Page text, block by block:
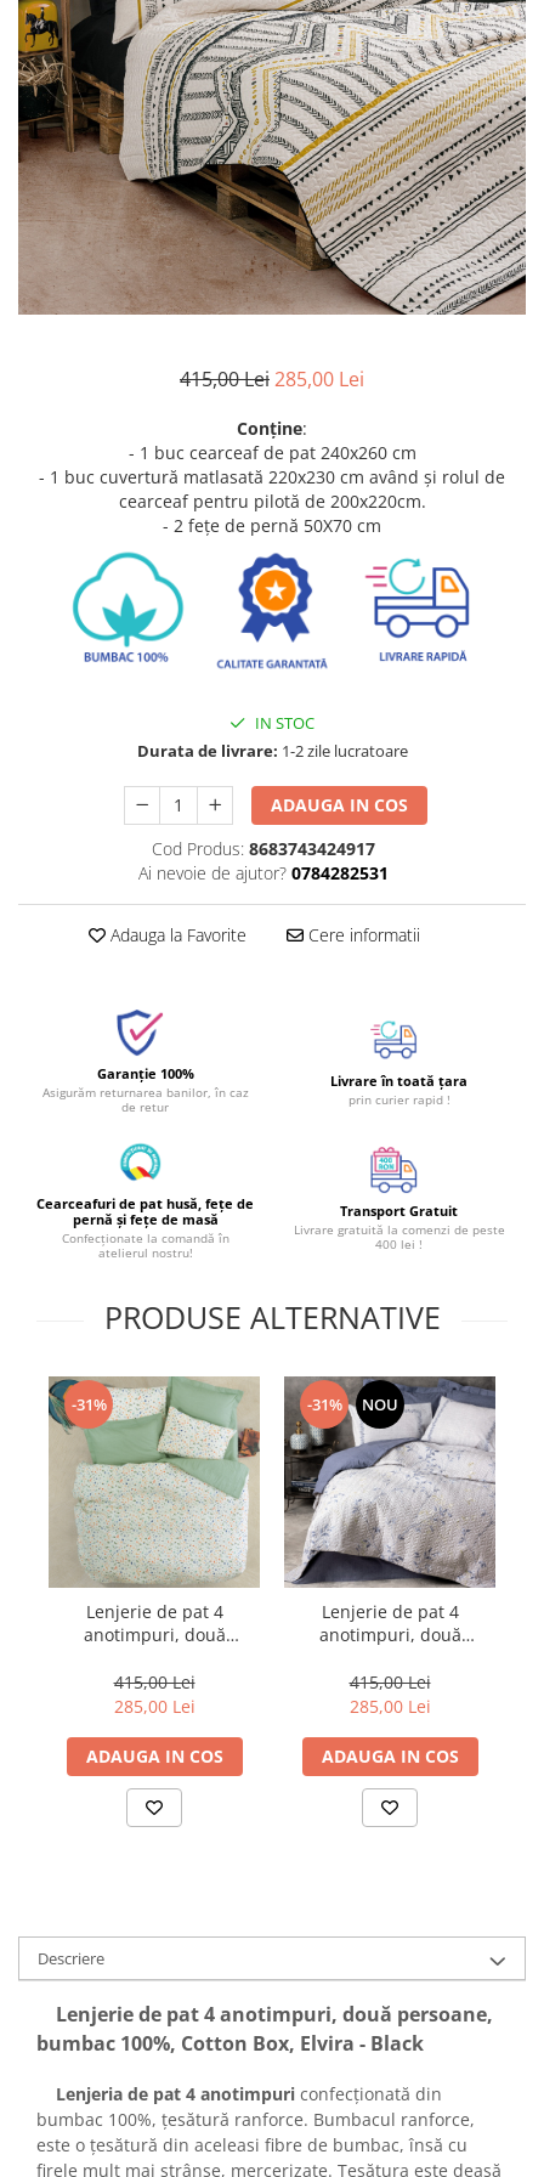
Metraje fețe de masă
Metraje impermeabile
Metraje simple
Metraje Sărbători/Iarnă
Muselină
Nanghin
Lenjerii de pat policoton
Lenjerii de pat finet 6 piese
Lenjerii de pat percale - bumbac
100%
Lenjerii de pat albe
Lenjerii de pat bumbac imprimat
digital
Lenjerii de pat creponate -
bumbac 100%
LENJERII DE PAT POLICOTON
415,00 Lei285,00 Lei
Conține:
- 1 buc cearceaf de pat 240x260 cm
- 1 buc cuvertură matlasată 220x230 cm având și rolul de
cearceaf pentru pilotă de 200x220cm.
- 2 fețe de pernă 50X70 cm
IN STOC
Durata de livrare: 1-2 zile lucratoare
ADAUGA IN COS
Cod Produs: 8683743424917
Ai nevoie de ajutor? 0784282531
Adauga la Favorite Cere informatii
Garanție 100%
Asigurăm returnarea banilor, în caz
de retur
Livrare în toată țara
prin curier rapid !
Cearceafuri de pat husă, fețe de
pernă și fețe de masă
Confecționate la comandă în
atelierul nostru!
Transport Gratuit
Livrare gratuită la comenzi de peste
400 lei !
PRODUSE ALTERNATIVE
-31%
Lenjerie de pat 4
anotimpuri, două
Cotton Box, Lola - Green
415,00 Lei
285,00 Lei
ADAUGA IN COS
-31% NOU
Lenjerie de pat 4
anotimpuri, două
Cotton Box, Nitsa - Dark
Blue
415,00 Lei
285,00 Lei
ADAUGA IN COS
Descriere
Lenjerie de pat 4 anotimpuri, două persoane,
bumbac 100%, Cotton Box, Elvira - Black
Lenjeria de pat 4 anotimpuri confecționată din
bumbac 100%, țesătură ranforce. Bumbacul ranforce,
este o țesătură din aceleasi fibre de bumbac, însă cu
firele mult mai strânse, mercerizate. Țesătura este deasă